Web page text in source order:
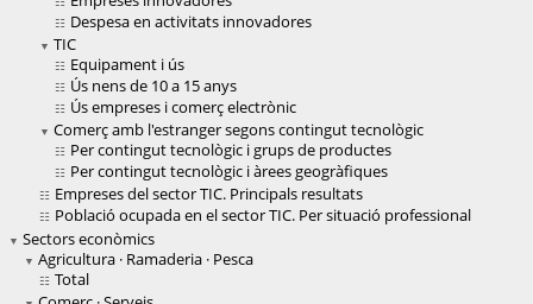
Despesa en activitats innovadores
TIC
Equipament i ús
Ús nens de 10 a 15 anys
Ús empreses i comerç electrònic
Comerç amb l'estranger segons contingut tecnològic
Per contingut tecnològic i grups de productes
Per contingut tecnològic i àrees geogràfiques
Empreses del sector TIC. Principals resultats
Població ocupada en el sector TIC. Per situació professional
Sectors econòmics
Agricultura · Ramaderia · Pesca
Total